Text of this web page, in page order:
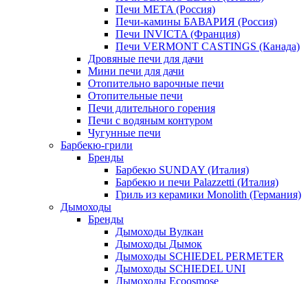
Печи META (Россия)
Печи-камины БАВАРИЯ (Россия)
Печи INVICTA (Франция)
Печи VERMONT CASTINGS (Канада)
Дровяные печи для дачи
Мини печи для дачи
Отопительно варочные печи
Отопительные печи
Печи длительного горения
Печи с водяным контуром
Чугунные печи
Барбекю-грили
Бренды
Барбекю SUNDAY (Италия)
Барбекю и печи Palazzetti (Италия)
Гриль из керамики Monolith (Германия)
Дымоходы
Бренды
Дымоходы Вулкан
Дымоходы Дымок
Дымоходы SCHIEDEL PERMETER
Дымоходы SCHIEDEL UNI
Дымоходы Ecoosmose